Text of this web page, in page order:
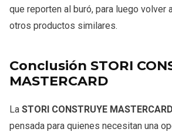
que reporten al buró, para luego volver
otros productos similares.
Conclusión STORI
MASTERCARD
La STORI CONSTRUYE MASTERCARD
pensada para quienes necesitan una